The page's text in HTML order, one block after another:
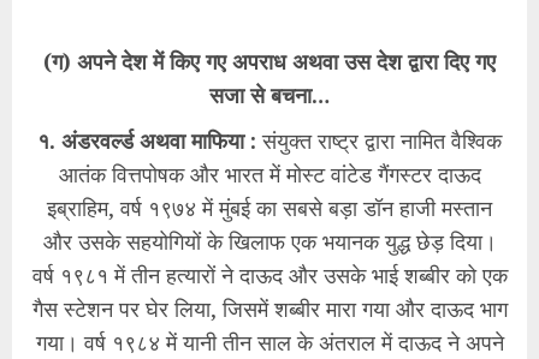
(ग) अपने देश में किए गए अपराध अथवा उस देश द्वारा दिए गए
सजा से बचना…
१. अंडरवर्ल्ड अथवा माफिया : संयुक्त राष्ट्र द्वारा नामित वैश्विक
आतंक वित्तपोषक और भारत में मोस्ट वांटेड गैंगस्टर दाऊद
इब्राहिम, वर्ष १९७४ में मुंबई का सबसे बड़ा डॉन हाजी मस्तान
और उसके सहयोगियों के खिलाफ एक भयानक युद्ध छेड़ दिया।
वर्ष १९८१ में तीन हत्यारों ने दाऊद और उसके भाई शब्बीर को एक
गैस स्टेशन पर घेर लिया, जिसमें शब्बीर मारा गया और दाऊद भाग
गया। वर्ष १९८४ में यानी तीन साल के अंतराल में दाऊद ने अपने